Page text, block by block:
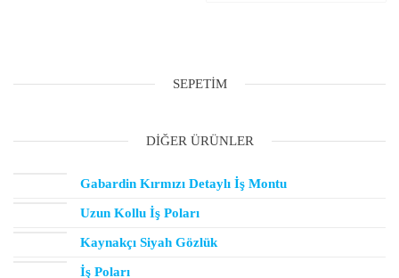
SEPETIM
DIĞER ÜRÜNLER
Gabardin Kırmızı Detaylı İş Montu
Uzun Kollu İş Poları
Kaynakçı Siyah Gözlük
İş Poları